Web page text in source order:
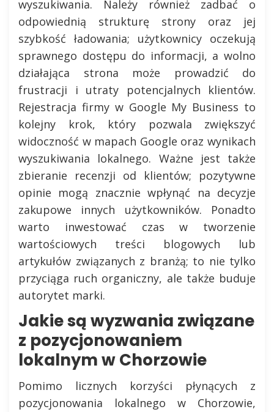
wyszukiwania. Należy również zadbać o
odpowiednią strukturę strony oraz jej
szybkość ładowania; użytkownicy oczekują
sprawnego dostępu do informacji, a wolno
działająca strona może prowadzić do
frustracji i utraty potencjalnych klientów.
Rejestracja firmy w Google My Business to
kolejny krok, który pozwala zwiększyć
widoczność w mapach Google oraz wynikach
wyszukiwania lokalnego. Ważne jest także
zbieranie recenzji od klientów; pozytywne
opinie mogą znacznie wpłynąć na decyzje
zakupowe innych użytkowników. Ponadto
warto inwestować czas w tworzenie
wartościowych treści blogowych lub
artykułów związanych z branżą; to nie tylko
przyciąga ruch organiczny, ale także buduje
autorytet marki.
Jakie są wyzwania związane
z pozycjonowaniem
lokalnym w Chorzowie
Pomimo licznych korzyści płynących z
pozycjonowania lokalnego w Chorzowie,